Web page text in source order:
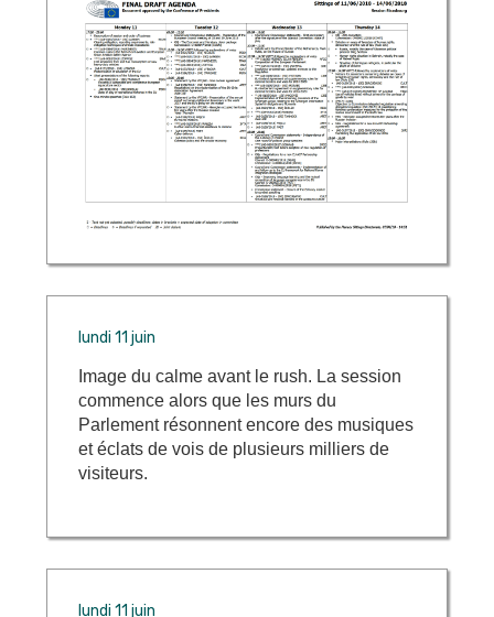
lundi 11 juin
Image du calme avant le rush. La session
commence alors que les murs du
Parlement résonnent encore des musiques
et éclats de vois de plusieurs milliers de
visiteurs.
lundi 11 juin